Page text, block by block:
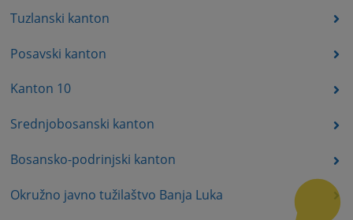
Tuzlanski kanton
Posavski kanton
Kanton 10
Srednjobosanski kanton
Bosansko-podrinjski kanton
Okružno javno tužilaštvo Banja Luka